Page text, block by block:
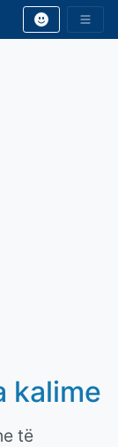
kalime
të